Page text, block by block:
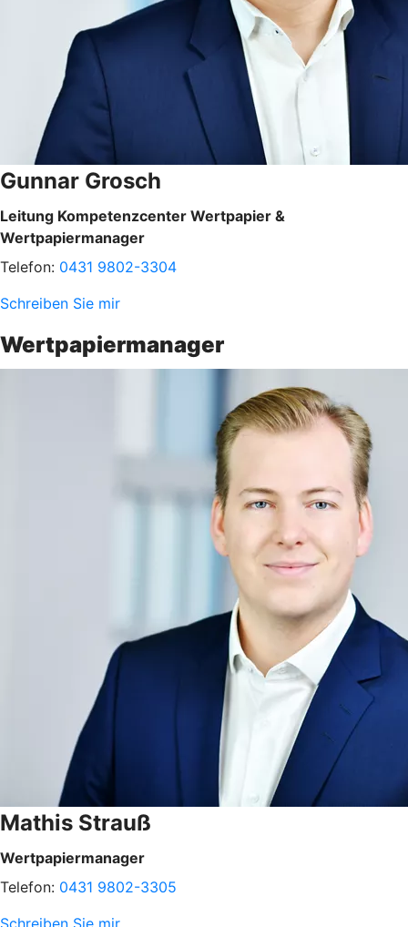
Gunnar Grosch
Leitung Kompetenzcenter Wertpapier &
Wertpapiermanager
Telefon: 0431 9802-3304
Schreiben Sie mir
Wertpapiermanager
Mathis Strauß
Wertpapiermanager
Telefon: 0431 9802-3305
Schreiben Sie mir